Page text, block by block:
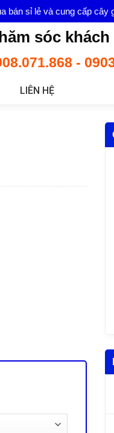
bán sỉ lẻ và cung cấp cây
sóc khách
-
LIÊN HỆ